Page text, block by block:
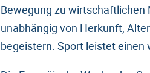
Bewegung zu wirtschaftlichen
unabhängig von Herkunft,
begeistern. Sport leistet einen